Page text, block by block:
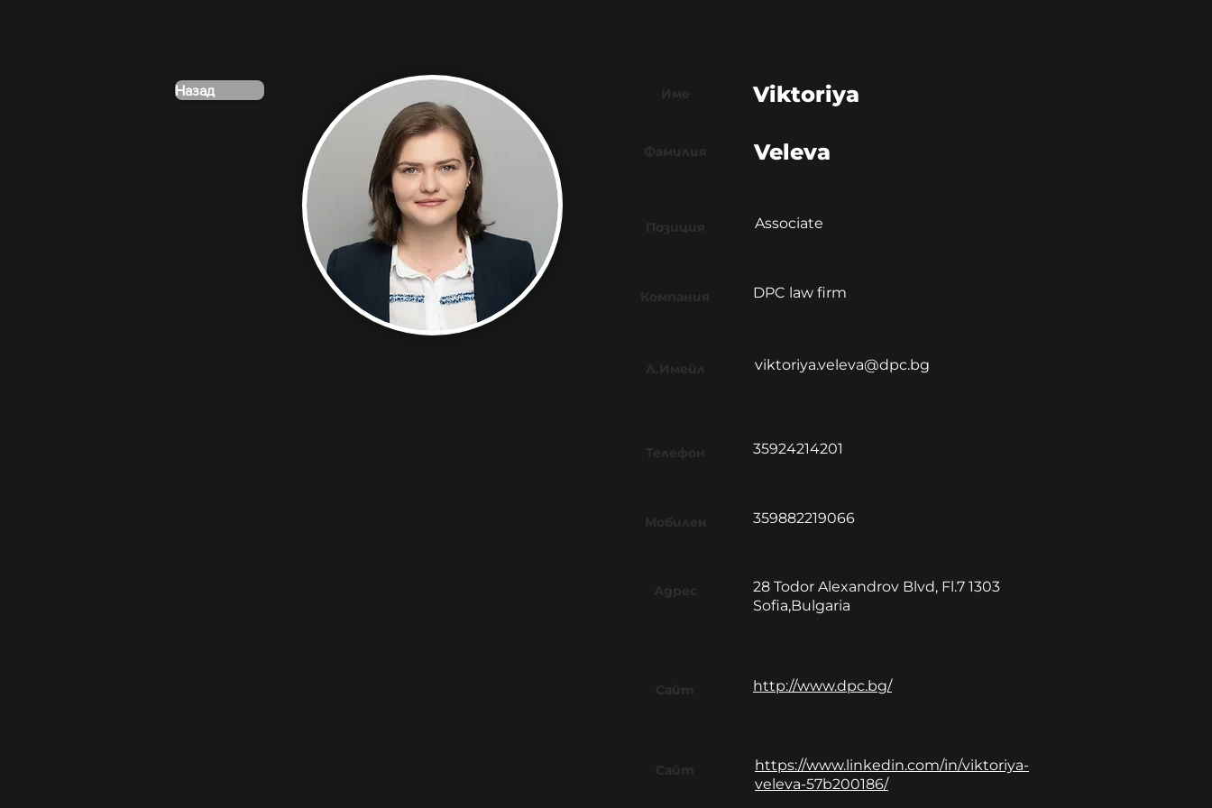
Назад Име Viktoriya
Фамилия Veleva
Позиция Associate
Компания DPC law firm
Л.Имейл viktoriya.veleva@dpc.bg
Телефон 35924214201
Мобилен 359882219066
Адрес
28 Todor Alexandrov Blvd, Fl.7 1303
Sofia,Bulgaria
Сайт http://www.dpc.bg/
Сайт
https://www.linkedin.com/in/viktoriya-
veleva-57b200186/